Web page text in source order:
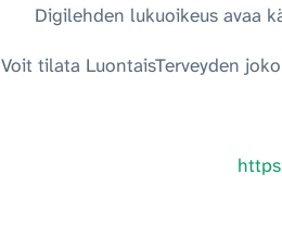
Digilehden lukuoikeus avaa
Voit tilata LuontaisTerveyden